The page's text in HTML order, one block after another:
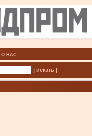
О НАС
| искать |